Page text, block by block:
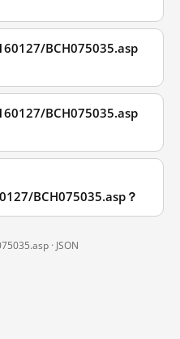
BCH075035.asp
BCH075035.asp
BCH075035.asp？
· JSON